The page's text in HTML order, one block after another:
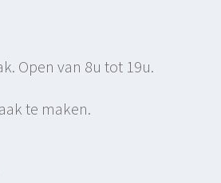
Open van 8u tot 19u.
te maken.